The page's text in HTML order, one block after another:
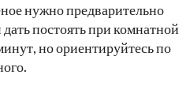
нужно предварительно
постоять при комнатной
но ориентируйтесь по